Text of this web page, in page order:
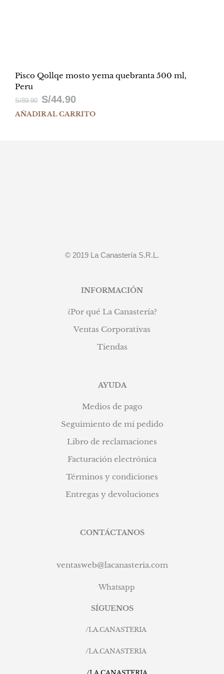
Pisco Qollqe mosto yema quebranta 500 ml,
Peru
S/89.90 El
precio
S/44.90El
precio
AÑADIR AL CARRITO
© 2019 La Canastería S.R.L.
INFORMACIÓN
¿Por qué La Canastería?
Ventas Corporativas
Tiendas
AYUDA
Medios de pago
Seguimiento de mi pedido
Libro de reclamaciones
Facturación electrónica
Términos y condiciones
Entregas y devoluciones
CONTÁCTANOS
ventasweb@lacanasteria.com
Whatsapp
SÍGUENOS
/LA.CANASTERIA
/LA.CANASTERIA